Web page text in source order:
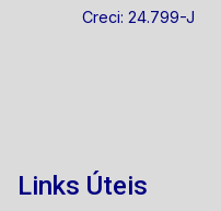
Creci: 24.799-J
Links Úteis